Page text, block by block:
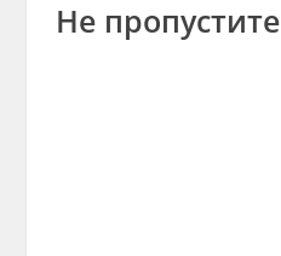
Не пропустите